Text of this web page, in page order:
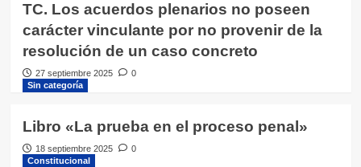
TC. Los acuerdos plenarios no poseen
carácter vinculante por no provenir de la
resolución de un caso concreto
27 septiembre 2025
0
Sin categoría
Libro «La prueba en el proceso penal»
18 septiembre 2025
0
Constitucional